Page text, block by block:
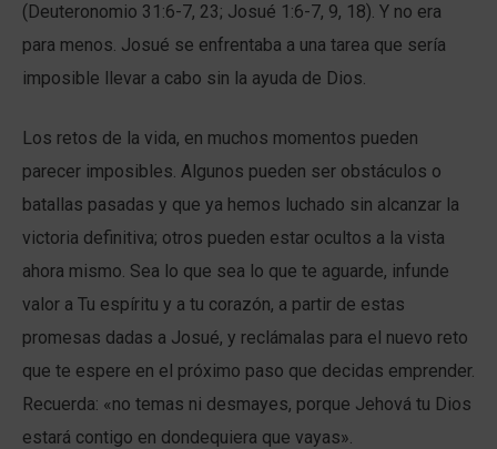
(Deuteronomio 31:6-7, 23; Josué 1:6-7, 9, 18). Y no era
para menos. Josué se enfrentaba a una tarea que sería
imposible llevar a cabo sin la ayuda de Dios.
Los retos de la vida, en muchos momentos pueden
parecer imposibles. Algunos pueden ser obstáculos o
batallas pasadas y que ya hemos luchado sin alcanzar la
victoria definitiva; otros pueden estar ocultos a la vista
ahora mismo. Sea lo que sea lo que te aguarde, infunde
valor a Tu espíritu y a tu corazón, a partir de estas
promesas dadas a Josué, y reclámalas para el nuevo reto
que te espere en el próximo paso que decidas emprender.
Recuerda: «no temas ni desmayes, porque Jehová tu Dios
estará contigo en dondequiera que vayas».